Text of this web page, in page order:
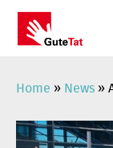
springen
Home » News »